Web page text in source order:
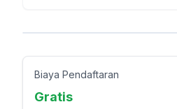
Biaya Pendaftaran
Gratis